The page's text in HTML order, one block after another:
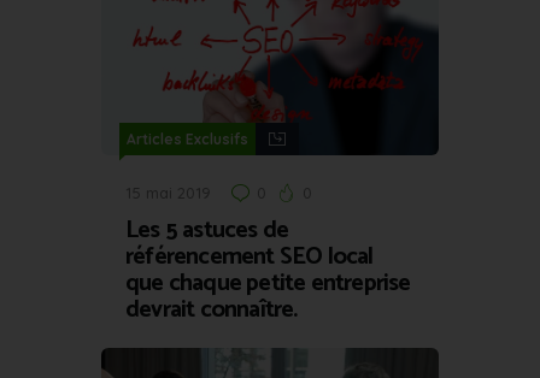
Articles Exclusifs
15 mai 2019 0 0
Les 5 astuces de
référencement SEO local
que chaque petite entreprise
devrait connaître.